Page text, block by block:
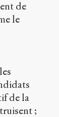
de
le
de la
;